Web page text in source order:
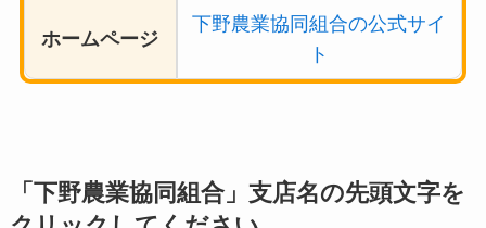
ホームページ
下野農業協同組合の公式サイ
ト
「下野農業協同組合」支店名の先頭文字を